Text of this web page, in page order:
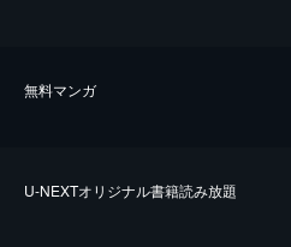
無料マンガ
U-NEXTオリジナル書籍読み放題